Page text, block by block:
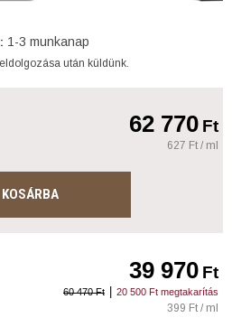
1-3 munkanap
után küldünk.
62 770Ft
627 Ft / ml
KOSÁRBA
60 470 Ft | 20 500 Ft megtakarítás
39 970Ft
399 Ft / ml